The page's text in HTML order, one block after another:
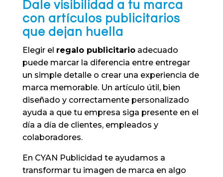
Dale visibilidad a tu marca
con artículos publicitarios
que dejan huella
Elegir el regalo publicitarioadecuado
puede marcar la diferencia entre entregar
un simple detalle o crear una experiencia de
marca memorable. Un artículo útil, bien
diseñado y correctamente personalizado
ayuda a que tu empresa siga presente en el
día a día de clientes, empleados y
colaboradores.
En CYAN Publicidad te ayudamos a
transformar tu imagen de marca en algo